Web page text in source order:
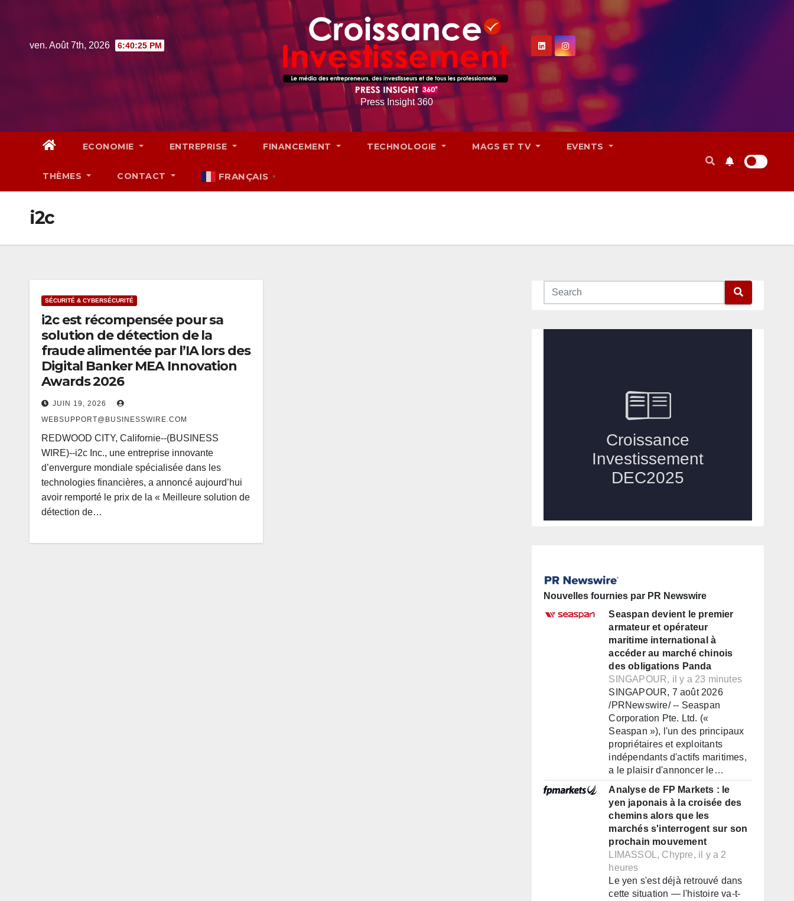
contentven. Août 7th, 2026 6:40:27 PM
Press Insight 360
ECONOMIE ENTREPRISE FINANCEMENT TECHNOLOGIE MAGS ET TV EVENTS
THÈMES CONTACT FRANÇAIS ▼
i2c
SÉCURITÉ & CYBERSÉCURITÉ
i2c est récompensée pour sa
solution de détection de la
fraude alimentée par l’IA lors des
Digital Banker MEA Innovation
Awards 2026
JUIN 19, 2026
WEBSUPPORT@BUSINESSWIRE.COM
REDWOOD CITY, Californie--(BUSINESS
WIRE)--i2c Inc., une entreprise innovante
d’envergure mondiale spécialisée dans les
technologies financières, a annoncé aujourd’hui
avoir remporté le prix de la « Meilleure solution de
détection de…
Nouvelles fournies par PR Newswire
Seaspan devient le premier
armateur et opérateur
maritime international à
accéder au marché chinois
des obligations Panda
SINGAPOUR, il y a 23 minutes
SINGAPOUR, 7 août 2026
/PRNewswire/ -- Seaspan
Corporation Pte. Ltd. («
Seaspan »), l'un des principaux
propriétaires et exploitants
indépendants d'actifs maritimes,
a le plaisir d'annoncer le…
Analyse de FP Markets : le
yen japonais à la croisée des
chemins alors que les
marchés s'interrogent sur son
prochain mouvement
LIMASSOL, Chypre, il y a 2
heures
Le yen s'est déjà retrouvé dans
cette situation — l'histoire va-t-